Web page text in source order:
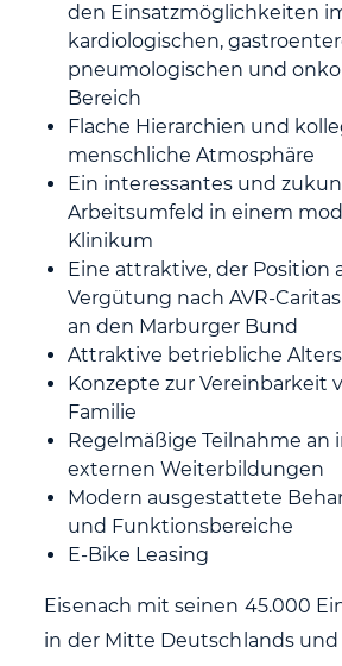
den Einsatzmöglichkeiten
kardiologischen,
pneumologischen und
Bereich
Flache Hierarchien und
menschliche Atmosphäre
Ein interessantes und
Arbeitsumfeld in einem
Klinikum
Eine attraktive, der Position
Vergütung nach AVR-
an den Marburger Bund
Attraktive betriebliche
Konzepte zur Vereinbarkeit
Familie
Regelmäßige Teilnahme an
externen Weiterbildungen
Modern ausgestattete
und Funktionsbereiche
E-Bike Leasing
Eisenach mit seinen 45.000
in der Mitte Deutschlands